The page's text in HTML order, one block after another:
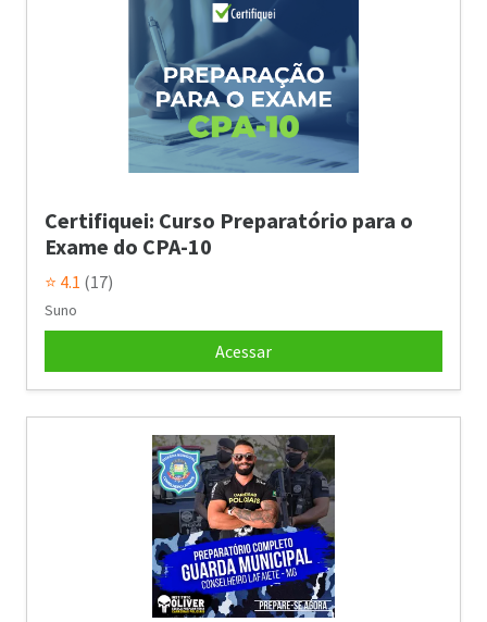
Certifiquei: Curso Preparatório para o
Exame do CPA-10
⭐ 4.1 (17)
Suno
Acessar